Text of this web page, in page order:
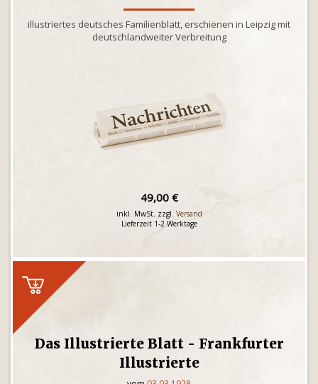
illustriertes deutsches Familienblatt, erschienen in Leipzig mit
deutschlandweiter Verbreitung
49,00 €
inkl. MwSt. zzgl. Versand
Lieferzeit 1-2 Werktage
Das Illustrierte Blatt - Frankfurter
Illustrierte